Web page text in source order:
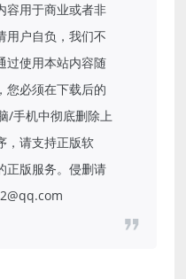
容用于商业或者非
用户自负，我们不
过使用本站内容随
您必须在下载后的
/手机中彻底删除上
，请支持正版软
正版服务。侵删请